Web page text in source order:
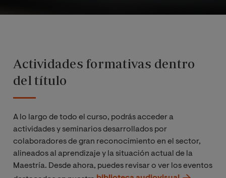
Actividades formativas dentro
del título
A lo largo de todo el curso, podrás acceder a
actividades y seminarios desarrollados por
colaboradores de gran reconocimiento en el sector,
alineados al aprendizaje y la situación actual de la
Maestría. Desde ahora, puedes revisar o ver los eventos